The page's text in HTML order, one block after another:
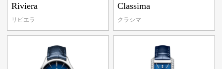
Riviera
リビエラ
Classima
クラシマ